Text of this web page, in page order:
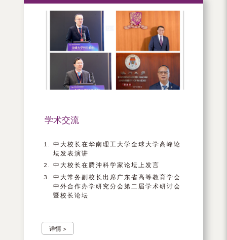
学术交流
中大校长在华南理工大学全球大学高峰论
坛发表演讲
中大校长在腾沖科学家论坛上发言
中大常务副校长出席广东省高等教育学会
中外合作办学研究分会第二届学术研讨会
暨校长论坛
详情 >